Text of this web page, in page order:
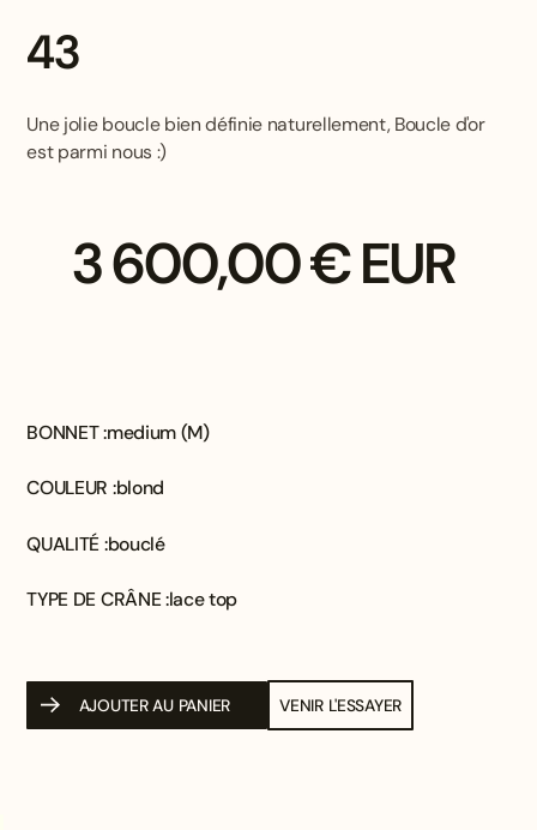
43
Une jolie boucle bien définie naturellement, Boucle d'or
est parmi nous :)
3 600,00 € EUR
BONNET :medium (M)
COULEUR :blond
QUALITÉ :bouclé
TYPE DE CRÂNE :lace top
AJOUTER AU PANIER VENIR L'ESSAYER